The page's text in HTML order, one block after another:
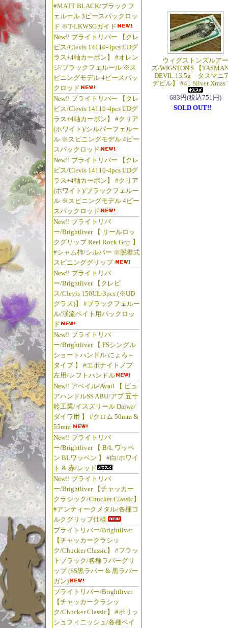
#MATT BLACK/ブラックフ
ェルール 3ピースパックロッ
ド ※T-LKWSGガイド
New!! ブライトリバー 【クレ
ビス/Clevis 14110-4pcs UDグ
ラス+4軸カーボン】 #オレン
ジ/ブラックフェルール ※ス
ピニングモデル 4ピースパッ
クロッド
New!! ブライトリバー 【クレ
ビス/Clevis 14110-4pcs UDグ
ラス+4軸カーボン】 #クリア
(ホワイト)/シルバーフェルー
ル ※スピニングモデル 4ピー
スパックロッド
New!! ブライトリバー 【クレ
ビス/Clevis 14110-4pcs UDグ
ラス+4軸カーボン】 #クリア
(ホワイト)/ブラックフェルー
ル ※スピニングモデル 4ピー
スパックロッド
New!! ブライトリバ
ー/Brightliver 【 リールロッ
クグリップ Reel Rock Grip 】
#シャム柿/シルバー ※脱着式
スピニンググリップ
New!! ブライトリバ
ー/Brightliver 【クレビ
ス/Clevis 150UL-3pcs (※UD
グラス)】 #ブラックフェルー
ル/渓流ベイト用パックロッ
ド
New!! ブライトリバ
ー/Brightliver 【 FSシングル
ショートハンドル にょろ～
タイプ 】 #エボナイトノブ
左用/レフトハンドル
New!! アベイル/Avail 【 ピュ
アハンドルSS ABU/アブ 五十
鈴工業/イスズリール Daiwa/
ダイワ用 】 #クロム 50mm &
55mm
New!! ブライトリバ
ー/Brightliver 【 B/L ワッペ
ン BLワッペン 】 #白/ホワイ
ト & 赤/レッド
New!! ブライトリバ
ー/Brightliver 【チャッカー
クラシック/Chucker Classic】
#アンティークメタル/各種コ
ルクグリップ仕様
ブライトリバー/Brightliver
【チャッカークラシッ
ク/Chucker Classic】 #フラッ
トブラック/各種ラバーグリ
ップ (SS黒ラバー & 黒ラバー
ガン)
ブライトリバー/Brightliver
【チャッカークラシッ
ク/Chucker Classic】 #ポリッ
シュフィニッシュ/各種ベイ
ウィグストンズルアー
ズ/WIGSTON'S 【
DEVIL 13.5g タスマニ
デビル】 #41 Silver Xmas
683円(税込751円)
SOLD OUT!!